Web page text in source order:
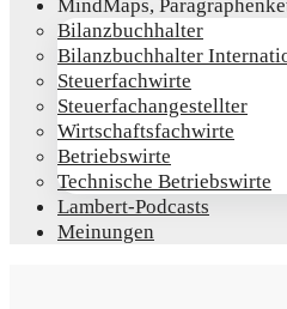
Mind­Maps,
Bilanz­buch­hal­ter
Bilanz­buch­hal­ter
Steu­er­fach­wir­te
Steu­er­fach­an­ge­stell­ter
Wirt­schafts­fach­wir­te
Betriebs­wir­te
Tech­ni­sche Betriebswirte
Lam­­bert-Pod­­casts
Mei­nun­gen